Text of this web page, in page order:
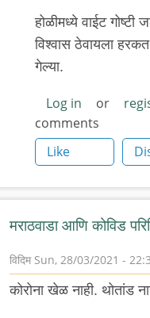
होळीमध्ये वाईट गोष्टी
विश्वास ठेवायला
गेल्या.
Log in or
comments
Like
मराठवाडा आणि कोविड
विदिमSun, 28/03/2021 -
कोरोना खेळ नाही. थोतांड